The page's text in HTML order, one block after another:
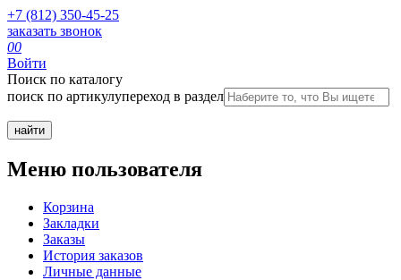
+7 (812) 350-45-25
заказать звонок
00
Войти
Поиск по каталогу
поиск по артикулупереход в раздел
Меню пользователя
Корзина
Закладки
Заказы
История заказов
Личные данные